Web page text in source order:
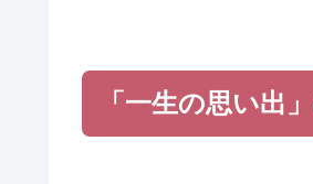
「一生の思い出